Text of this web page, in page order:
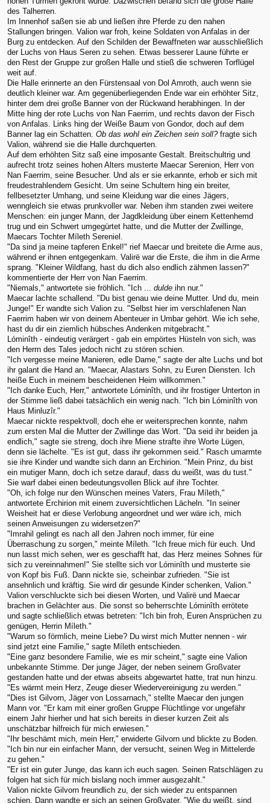
des Talherren.
Im Innenhof saßen sie ab und ließen ihre Pferde zu den nahen
Stallungen bringen. Valion war froh, keine Soldaten von Anfalas in der
Burg zu entdecken. Auf den Schilden der Bewaffneten war ausschließlich
der Luchs von Haus Seren zu sehen. Etwas besserer Laune führte er
den Rest der Gruppe zur großen Halle und stieß die schweren Torflügel
weit auf.
Die Halle erinnerte an den Fürstensaal von Dol Amroth, auch wenn sie
deutlich kleiner war. Am gegenüberliegenden Ende war ein erhöhter Sitz,
hinter dem drei große Banner von der Rückwand herabhingen. In der
Mitte hing der rote Luchs von Nan Faerrim, und rechts davon der Fisch
von Anfalas. Links hing der Weiße Baum von Gondor, doch auf dem
Banner lag ein Schatten. Ob das wohl ein Zeichen sein soll?fragte sich
Valion, während sie die Halle durchquerten.
Auf dem erhöhten Sitz saß eine imposante Gestalt. Breitschultrig und
aufrecht trotz seines hohen Alters musterte Maecar Serenion, Herr von
Nan Faerrim, seine Besucher. Und als er sie erkannte, erhob er sich mit
freudestrahlendem Gesicht. Um seine Schultern hing ein breiter,
fellbesetzter Umhang, und seine Kleidung war die eines Jägers,
wenngleich sie etwas prunkvoller war. Neben ihm standen zwei weitere
Menschen: ein junger Mann, der Jagdkleidung über einem Kettenhemd
trug und ein Schwert umgegürtet hatte, und die Mutter der Zwillinge,
Maecars Tochter Míleth Sereniel.
"Da sind ja meine tapferen Enkel!" rief Maecar und breitete die Arme aus,
während er ihnen entgegenkam. Valirë war die Erste, die ihm in die Arme
sprang. "Kleiner Wildfang, hast du dich also endlich zähmen lassen?"
kommentierte der Herr von Nan Faerrim.
"Niemals," antwortete sie fröhlich. "Ich ... dulde ihn nur."
Maecar lachte schallend. "Du bist genau wie deine Mutter. Und du, mein
Junge!" Er wandte sich Valion zu. "Selbst hier im verschlafenen Nan
Faerrim haben wir von deinem Abenteuer in Umbar gehört. Wie ich sehe,
hast du dir ein ziemlich hübsches Andenken mitgebracht."
Lóminîth - eindeutig verärgert - gab ein empörtes Hüsteln von sich, was
den Herrn des Tales jedoch nicht zu stören schien.
"Ich vergesse meine Manieren, edle Dame," sagte der alte Luchs und bot
ihr galant die Hand an. "Maecar, Alastars Sohn, zu Euren Diensten. Ich
heiße Euch in meinem bescheidenen Heim willkommen."
"Ich danke Euch, Herr," antwortete Lóminîth, und ihr frostiger Unterton in
der Stimme ließ dabei tatsächlich ein wenig nach. "Ich bin Lóminîth von
Haus Minluzîr."
Maecar nickte respektvoll, doch ehe er weitersprechen konnte, nahm
zum ersten Mal die Mutter der Zwillinge das Wort. "Da seid ihr beiden ja
endlich," sagte sie streng, doch ihre Miene strafte ihre Worte Lügen,
denn sie lächelte. "Es ist gut, dass ihr gekommen seid." Rasch umarmte
sie ihre Kinder und wandte sich dann an Erchirion. "Mein Prinz, du bist
ein mutiger Mann, doch ich setze darauf, dass du weißt, was du tust."
Sie warf dabei einen bedeutungsvollen Blick auf ihre Tochter.
"Oh, ich folge nur den Wünschen meines Vaters, Frau Míleth,"
antwortete Erchirion mit einem zuversichtlichen Lächeln. "In seiner
Weisheit hat er diese Verlobung angeordnet und wer wäre ich, mich
seinen Anweisungen zu widersetzen?"
"Imrahil gelingt es nach all den Jahren noch immer, für eine
Überraschung zu sorgen," meinte Míleth. "Ich freue mich für euch. Und
nun lasst mich sehen, wer es geschafft hat, das Herz meines Sohnes für
sich zu vereinnahmen!" Sie stellte sich vor Lóminîth und musterte sie
von Kopf bis Fuß. Dann nickte sie, scheinbar zufrieden. "Sie ist
ansehnlich und kräftig. Sie wird dir gesunde Kinder schenken, Valion."
Valion verschluckte sich bei diesen Worten, und Valirë und Maecar
brachen in Gelächter aus. Die sonst so beherrschte Lóminîth errötete
und sagte schließlich etwas betreten: "Ich bin froh, Euren Ansprüchen zu
genügen, Herrin Míleth."
"Warum so förmlich, meine Liebe? Du wirst mich Mutter nennen - wir
sind jetzt eine Familie," sagte Míleth entschieden.
"Eine ganz besondere Familie, wie es mir scheint," sagte eine Valion
unbekannte Stimme. Der junge Jäger, der neben seinem Großvater
gestanden hatte und der etwas abseits abgewartet hatte, trat nun hinzu.
"Es wärmt mein Herz, Zeuge dieser Wiedervereinigung zu werden."
"Dies ist Gilvorn, Jäger von Lossarnach," stellte Maecar den jungen
Mann vor. "Er kam mit einer großen Gruppe Flüchtlinge vor ungefähr
einem Jahr hierher und hat sich bereits in dieser kurzen Zeit als
unschätzbar hilfreich für mich erwiesen."
"Ihr beschämt mich, mein Herr," erwiderte Gilvorn und blickte zu Boden.
"Ich bin nur ein einfacher Mann, der versucht, seinen Weg in Mittelerde
zu gehen."
"Er ist ein guter Junge, das kann ich euch sagen. Seinen Ratschlägen zu
folgen hat sich für mich bislang noch immer ausgezahlt."
Valion nickte Gilvorn freundlich zu, der sich wieder zu entspannen
schien. Dann wandte er sich an seinen Großvater. "Wie du weißt, sind